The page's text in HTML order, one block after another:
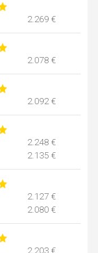
2.269 €
2.078 €
2.092 €
2.248 €
2.135 €
2.127 €
2.080 €
2.203 €